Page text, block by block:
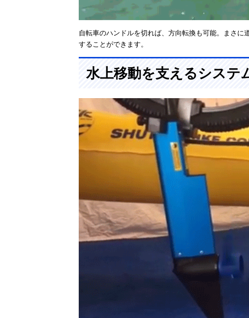
自転車のハンドルを切れば、方向転換も可能。まさ
することができます。
水上移動を支えるシステ